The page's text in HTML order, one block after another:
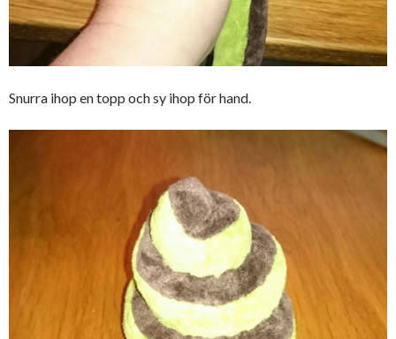
Snurra ihop en topp och sy ihop för hand.